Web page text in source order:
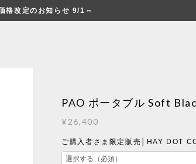
改定のお知らせ 9/1～
PAO ポータブル Soft
¥26,400
ご購入者さま限定販売│HAY DOT